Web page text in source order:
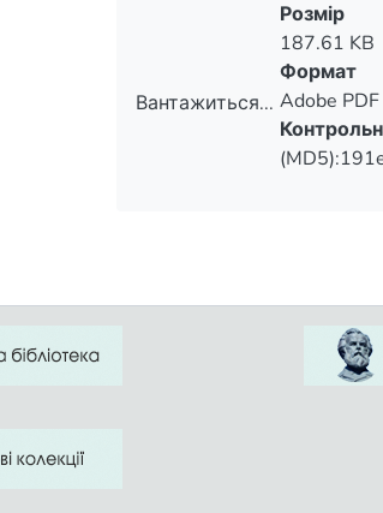
Вантажиться...
Розмір
187.61 KB
Формат
Adobe PDF